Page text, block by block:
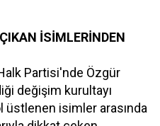
İSİMLERİNDEN
Partisi'nde Özgür
değişim kurultayı
isimler arasında